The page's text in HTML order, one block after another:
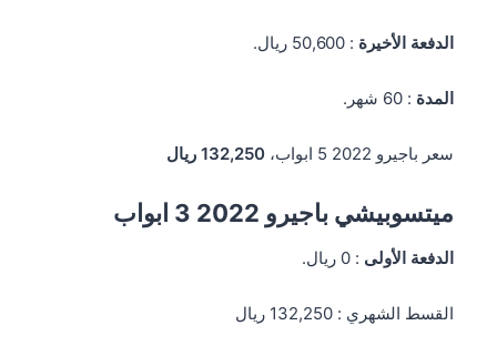
الدفعة الأخيرة : 50,600 ريال.
المدة : 60 شهر.
سعر باجيرو 2022 5 ابواب، 132,250 ريال
ميتسوبيشي باجيرو 2022 3 ابواب
الدفعة الأولى : 0 ريال.
القسط الشهري : 132,250 ريال